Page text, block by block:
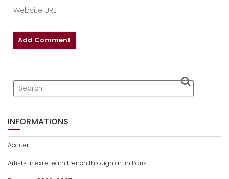
INFORMATIONS
Accueil
Artists in exile learn French through art in Paris